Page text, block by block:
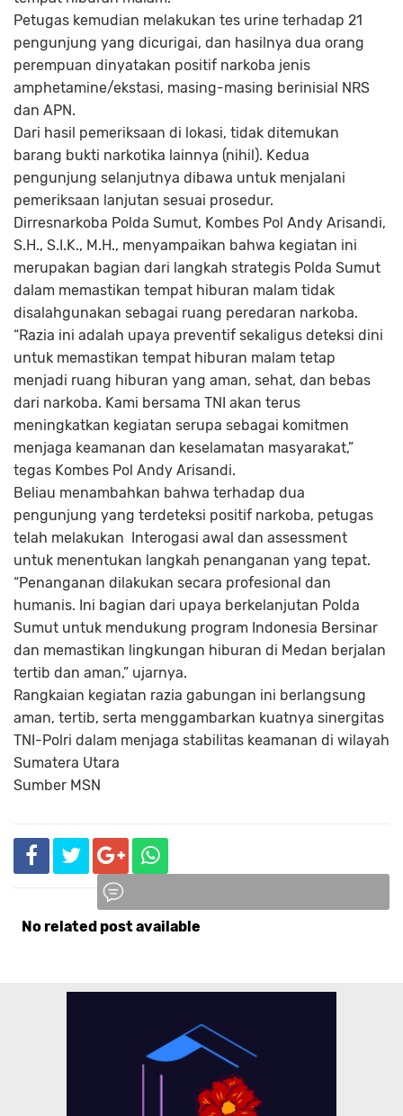
Petugas kemudian melakukan tes urine terhadap 21
pengunjung yang dicurigai, dan hasilnya dua orang
perempuan dinyatakan positif narkoba jenis
amphetamine/ekstasi, masing-masing berinisial NRS
dan APN.
Dari hasil pemeriksaan di lokasi, tidak ditemukan
barang bukti narkotika lainnya (nihil). Kedua
pengunjung selanjutnya dibawa untuk menjalani
pemeriksaan lanjutan sesuai prosedur.
Dirresnarkoba Polda Sumut, Kombes Pol Andy Arisandi,
S.H., S.I.K., M.H., menyampaikan bahwa kegiatan ini
merupakan bagian dari langkah strategis Polda Sumut
dalam memastikan tempat hiburan malam tidak
disalahgunakan sebagai ruang peredaran narkoba.
“Razia ini adalah upaya preventif sekaligus deteksi dini
untuk memastikan tempat hiburan malam tetap
menjadi ruang hiburan yang aman, sehat, dan bebas
dari narkoba. Kami bersama TNI akan terus
meningkatkan kegiatan serupa sebagai komitmen
menjaga keamanan dan keselamatan masyarakat,”
tegas Kombes Pol Andy Arisandi.
Beliau menambahkan bahwa terhadap dua
pengunjung yang terdeteksi positif narkoba, petugas
telah melakukan Interogasi awal dan assessment
untuk menentukan langkah penanganan yang tepat.
“Penanganan dilakukan secara profesional dan
humanis. Ini bagian dari upaya berkelanjutan Polda
Sumut untuk mendukung program Indonesia Bersinar
dan memastikan lingkungan hiburan di Medan berjalan
tertib dan aman,” ujarnya.
Rangkaian kegiatan razia gabungan ini berlangsung
aman, tertib, serta menggambarkan kuatnya sinergitas
TNI-Polri dalam menjaga stabilitas keamanan di wilayah
Sumatera Utara
Sumber MSN
No related post available